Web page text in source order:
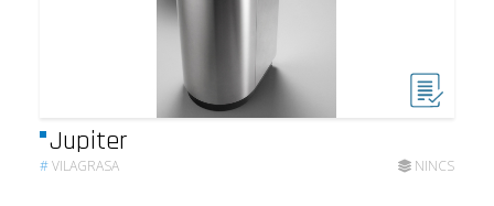
Jupiter
#VILAGRASA NINCS